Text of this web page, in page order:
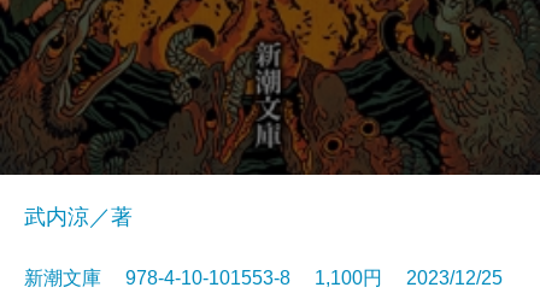
武内涼／著
新潮文庫 978-4-10-101553-8 1,100円 2023/12/25